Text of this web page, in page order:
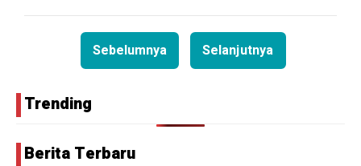
Sebelumnya Selanjutnya
Trending
Berita Terbaru